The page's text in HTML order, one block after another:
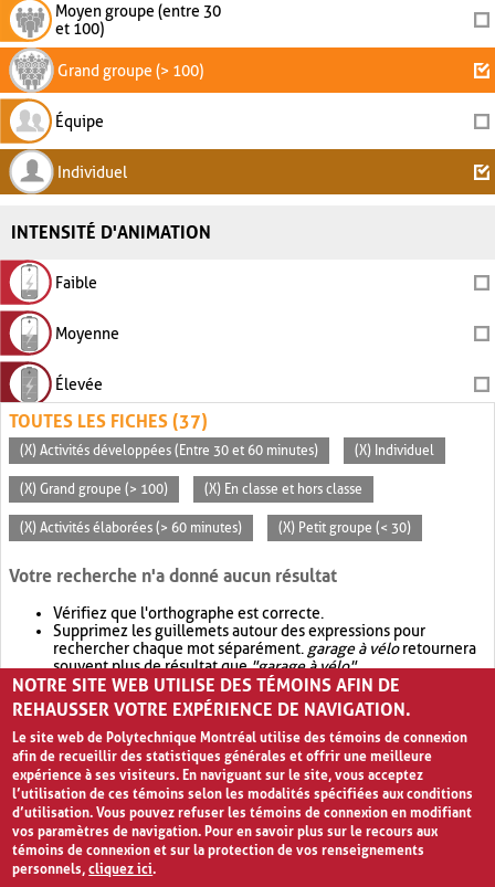
Moyen groupe (entre 30
et 100)
Grand groupe (> 100)
Équipe
Individuel
INTENSITÉ D'ANIMATION
Faible
Moyenne
Élevée
TOUTES LES FICHES (37)
(X) Activités développées (Entre 30 et 60 minutes) (X) Individuel
(X) Grand groupe (> 100) (X) En classe et hors classe
(X) Activités élaborées (> 60 minutes) (X) Petit groupe (< 30)
Votre recherche n'a donné aucun résultat
Vérifiez que l'orthographe est correcte.
Supprimez les guillemets autour des expressions pour
rechercher chaque mot séparément. garage à véloretournera
souvent plus de résultat que"garage à vélo".
Envisagez d'élargir votre recherche avec OR.garage OR vélo
retournera souvent plus de résultat quegarage à vélo
NOTRE SITE WEB UTILISE DES TÉMOINS AFIN DE
REHAUSSER VOTRE EXPÉRIENCE DE NAVIGATION.
Le site web de Polytechnique Montréal utilise des témoins de connexion
afin de recueillir des statistiques générales et offrir une meilleure
expérience à ses visiteurs. En naviguant sur le site, vous acceptez
l’utilisation de ces témoins selon les modalités spécifiées aux conditions
d’utilisation. Vous pouvez refuser les témoins de connexion en modifiant
vos paramètres de navigation. Pour en savoir plus sur le recours aux
témoins de connexion et sur la protection de vos renseignements
personnels,cliquez ici.